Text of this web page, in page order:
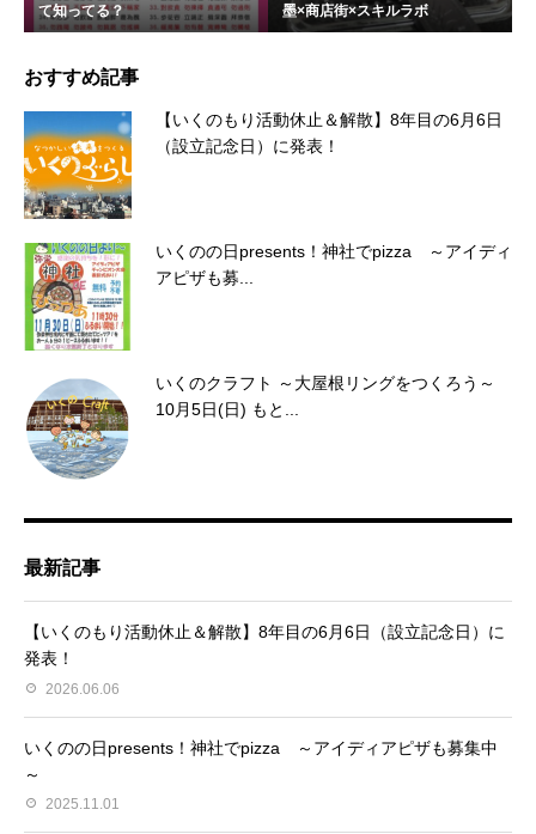
て知ってる？
墨×商店街×スキルラボ
おすすめ記事
【いくのもり活動休止＆解散】8年目の6月6日
（設立記念日）に発表！
いくのの日presents！神社でpizza ～アイディ
アピザも募...
いくのクラフト ～大屋根リングをつくろう～
10月5日(日) もと...
最新記事
【いくのもり活動休止＆解散】8年目の6月6日（設立記念日）に
発表！
2026.06.06
いくのの日presents！神社でpizza ～アイディアピザも募集中
～
2025.11.01